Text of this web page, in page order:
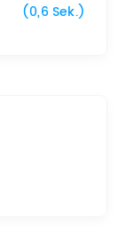
(0,6 Sek.)